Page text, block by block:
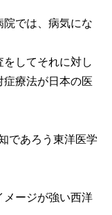
では、病気にな
してそれに対し
療法が日本の医
であろう東洋医学
ージが強い西洋